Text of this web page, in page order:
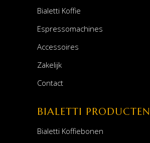
Bialetti Koffie
Espressomachines
Accessoires
Zakelijk
Contact
BIALETTI PRODUCTEN
Bialetti Koffiebonen